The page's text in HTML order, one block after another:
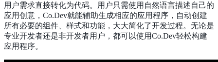
用户需求直接转化为代码。用户只需使用自然语言描述自己的
应用创意，Co.Dev就能辅助生成相应的应用程序，自动创建
所有必要的组件、样式和功能，大大简化了开发过程。无论是
专业开发者还是非开发者用户，都可以使用Co.Dev轻松构建
应用程序。